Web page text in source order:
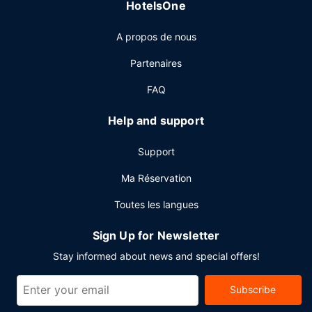
de cet hôtel. Détendez-vous devant un verre au bar en
bord de piscine ou dans un des 2 bars/lounges de
est servi en semaine de 07 h 00 à 11 h 00 et le week-end
d'arrivée express, un service de départ express et un
service de nettoyage à sec / blanchisserie. Si vous devez
à cet hôtel qui dispose d'espaces événements mesurant
conférence et 6 des salles de réunion.
HotelsOne
A propos de nous
Partenaires
FAQ
Help and support
Support
Ma Réservation
Toutes les langues
Sign Up for Newsletter
Stay informed about news and special offers!
Subscribe